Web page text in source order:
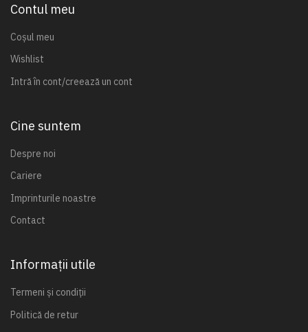
Contul meu
Coșul meu
Wishlist
Intră în cont/creează un cont
Cine suntem
Despre noi
Cariere
Imprinturile noastre
Contact
Informații utile
Termeni și condiții
Politică de retur